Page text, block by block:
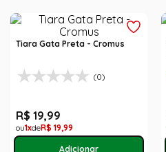
Tiara Gata Preta - Cromus
(0)
R$ 19,99
1 R$ 19,99